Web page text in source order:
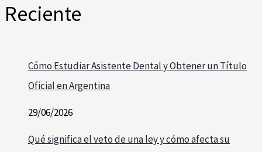
Reciente
Cómo Estudiar Asistente Dental y Obtener un Título
Oficial en Argentina
29/06/2026
Qué significa el veto de una ley y cómo afecta su